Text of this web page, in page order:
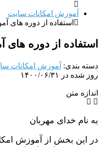
آموزش امکانات سایت
استفاده از دوره های
استفاده از دوره های
دسته بندی: آموزش امکانات
روز شده در ۱۴۰۰/۰۶/۳۱
اندازه متن
به نام خدای مهربان
در این بخش از آموزش